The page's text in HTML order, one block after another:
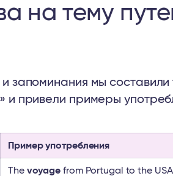
на тему
запоминания мы составили
и привели примеры
Пример употребления
The voyage from Portugal to the